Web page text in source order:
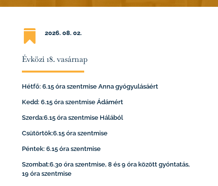
 2026. 08. 02.
Évközi 18. vasárnap
Hétfő: 6.15 óra szentmise Anna gyógyulásáért
Kedd: 6.15 óra szentmise Ádámért
Szerda:6.15 óra szentmise Hálából
Csütörtök:6.15 óra szentmise
Péntek: 6.15 óra szentmise
Szombat:6.30 óra szentmise, 8 és 9 óra között gyóntatás,
19 óra szentmise